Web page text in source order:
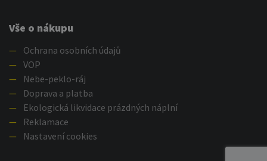
Vše o nákupu
—
Ochrana osobních údajů
— VOP
—
Nebe-peklo-ráj
—
Doprava a platba
—
Ekologická likvidace prázdných náplní
—
Reklamace
—
Nastavení cookies